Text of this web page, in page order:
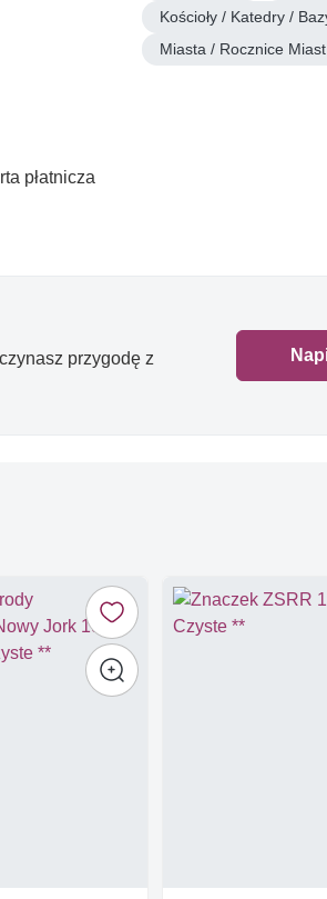
płatnicza
Kościoły / Katedry /
Miasta / Rocznice Miast
przygodę z